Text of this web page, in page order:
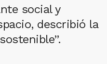
social y
describió la